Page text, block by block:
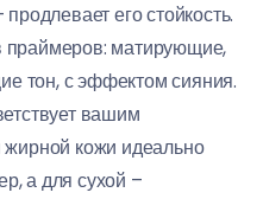
его стойкость.
праймеров: матирующие,
тон, с эффектом сияния.
вашим
кожи идеально
а для сухой –